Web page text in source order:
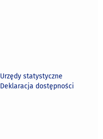
Urzędy statystyczne
Deklaracja dostępności